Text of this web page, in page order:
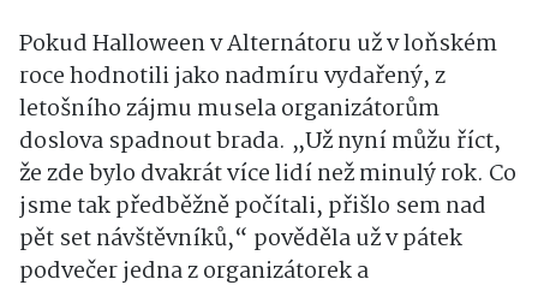
Pokud Halloween v Alternátoru už v loňském
roce hodnotili jako nadmíru vydařený, z
letošního zájmu musela organizátorům
doslova spadnout brada. „Už nyní můžu říct,
že zde bylo dvakrát více lidí než minulý rok. Co
jsme tak předběžně počítali, přišlo sem nad
pět set návštěvníků,“ pověděla už v pátek
podvečer jedna z organizátorek a